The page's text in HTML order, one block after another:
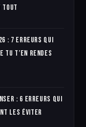
tout
: 7 erreurs qui
tu t’en rendes
: 6 erreurs qui
les éviter